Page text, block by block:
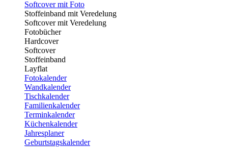
Softcover mit Foto
Stoffeinband mit Veredelung
Softcover mit Veredelung
Fotobücher
Hardcover
Softcover
Stoffeinband
Layflat
Fotokalender
Wandkalender
Tischkalender
Familienkalender
Terminkalender
Küchenkalender
Jahresplaner
Geburtstagskalender